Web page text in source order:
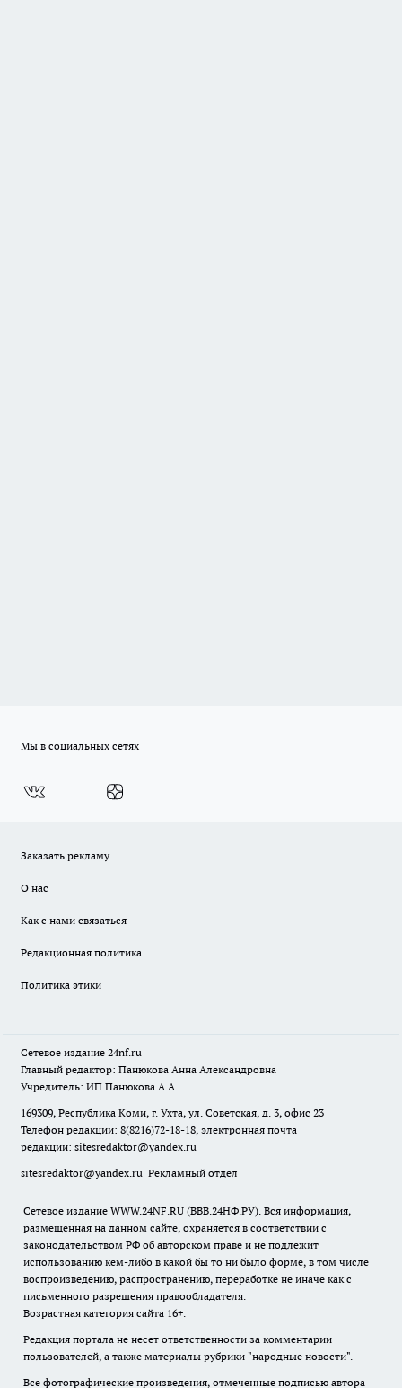
Мы в социальных сетях
Заказать рекламу
О нас
Как с нами связаться
Редакционная политика
Политика этики
Сетевое издание 24nf.ru
Главный редактор: Панюкова Анна Александровна
Учредитель: ИП Панюкова А.А.
169309, Республика Коми, г. Ухта, ул. Советская, д. 3, офис 23
Телефон редакции: 8(8216)72-18-18, электронная почта
редакции: sitesredaktor@yandex.ru
sitesredaktor@yandex.ru Рекламный отдел
Сетевое издание WWW.24NF.RU (ВВВ.24НФ.РУ). Вся информация,
размещенная на данном сайте, охраняется в соответствии с
законодательством РФ об авторском праве и не подлежит
использованию кем-либо в какой бы то ни было форме, в том числе
воспроизведению, распространению, переработке не иначе как с
письменного разрешения правообладателя.
Возрастная категория сайта 16+.
Редакция портала не несет ответственности за комментарии
пользователей, а также материалы рубрики "народные новости".
Все фотографические произведения, отмеченные подписью автора